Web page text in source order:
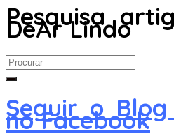
Pesquisa
DeAr Lindo
Search
for:
Seguir o
no Facebook